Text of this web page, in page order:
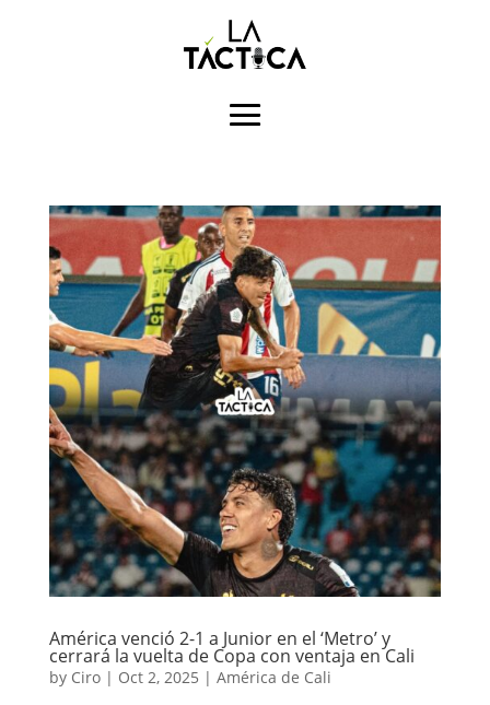
América venció 2-1 a Junior en el ‘Metro’ y
cerrará la vuelta de Copa con ventaja en Cali
by Ciro| Oct 2, 2025 | América de Cali